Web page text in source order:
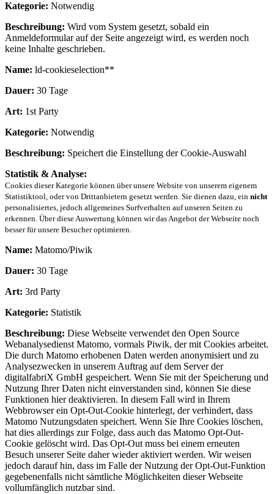
Kategorie: Notwendig
Beschreibung: Wird vom System gesetzt, sobald ein
Anmeldeformular auf der Seite angezeigt wird, es werden noch
keine Inhalte geschrieben.
Name: ld-cookieselection**
Dauer: 30 Tage
Art: 1st Party
Kategorie: Notwendig
Beschreibung: Speichert die Einstellung der Cookie-Auswahl
Statistik & Analyse:
Cookies dieser Kategorie können über unsere Website von unserem eigenem
Statistiktool, oder von Drittanbietern gesetzt werden. Sie dienen dazu, ein nicht
personalisiertes, jedoch allgemeines Surfverhalten auf unseren Seiten zu
erkennen. Über diese Auswertung können wir das Angebot der Webseite noch
besser für unsere Besucher optimieren.
Name: Matomo/Piwik
Dauer: 30 Tage
Art: 3rd Party
Kategorie: Statistik
Beschreibung: Diese Webseite verwendet den Open Source
Webanalysedienst Matomo, vormals Piwik, der mit Cookies arbeitet.
Die durch Matomo erhobenen Daten werden anonymisiert und zu
Analysezwecken in unserem Auftrag auf dem Server der
digitalfabriX GmbH gespeichert. Wenn Sie mit der Speicherung und
Nutzung Ihrer Daten nicht einverstanden sind, können Sie diese
Funktionen hier deaktivieren. In diesem Fall wird in Ihrem
Webbrowser ein Opt-Out-Cookie hinterlegt, der verhindert, dass
Matomo Nutzungsdaten speichert. Wenn Sie Ihre Cookies löschen,
hat dies allerdings zur Folge, dass auch das Matomo Opt-Out-
Cookie gelöscht wird. Das Opt-Out muss bei einem erneuten
Besuch unserer Seite daher wieder aktiviert werden. Wir weisen
jedoch darauf hin, dass im Falle der Nutzung der Opt-Out-Funktion
gegebenenfalls nicht sämtliche Möglichkeiten dieser Webseite
vollumfänglich nutzbar sind.